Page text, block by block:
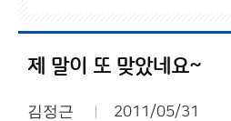
제 말이 또 맞았네요~
김정근 2011/05/31